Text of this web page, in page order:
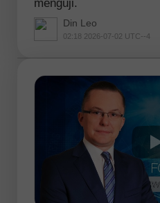
menguji.
Din Leo
02:18 2026-07-02 UTC--4